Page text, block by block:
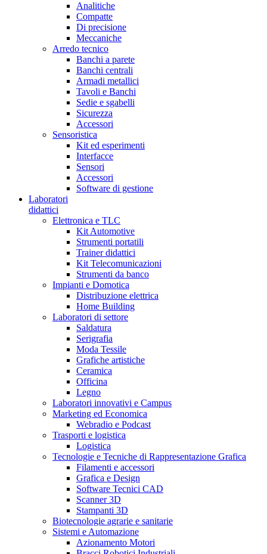
Analitiche
Compatte
Di precisione
Meccaniche
Arredo tecnico
Banchi a parete
Banchi centrali
Armadi metallici
Tavoli e Banchi
Sedie e sgabelli
Sicurezza
Accessori
Sensoristica
Kit ed esperimenti
Interfacce
Sensori
Accessori
Software di gestione
Laboratori
didattici
Elettronica e TLC
Kit Automotive
Strumenti portatili
Trainer didattici
Kit Telecomunicazioni
Strumenti da banco
Impianti e Domotica
Distribuzione elettrica
Home Building
Laboratori di settore
Saldatura
Serigrafia
Moda Tessile
Grafiche artistiche
Ceramica
Officina
Legno
Laboratori innovativi e Campus
Marketing ed Economica
Webradio e Podcast
Trasporti e logistica
Logistica
Tecnologie e Tecniche di Rappresentazione Grafica
Filamenti e accessori
Grafica e Design
Software Tecnici CAD
Scanner 3D
Stampanti 3D
Biotecnologie agrarie e sanitarie
Sistemi e Automazione
Azionamento Motori